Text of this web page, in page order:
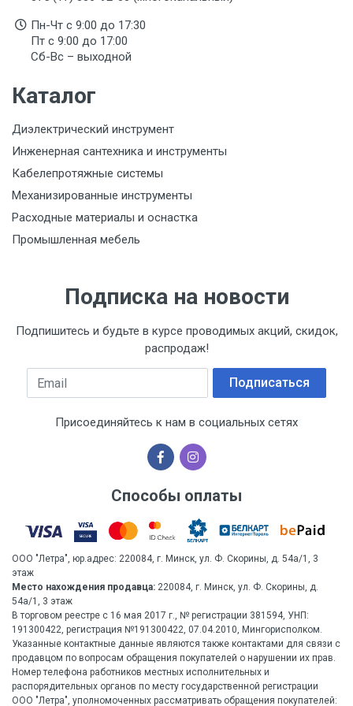
Пн-Чт с 9:00 до 17:30
Пт с 9:00 до 17:00
Сб-Вс – выходной
Каталог
Диэлектрический инструмент
Инженерная сантехника и инструменты
Кабелепротяжные системы
Механизированные инструменты
Расходные материалы и оснастка
Промышленная мебель
Подписка на новости
Подпишитесь и будьте в курсе проводимых акций, скидок,
распродаж!
Email Подписаться
Присоединяйтесь к нам в социальных сетях
Способы оплаты
ООО "Летра", юр.адрес: 220084, г. Минск, ул. Ф. Скорины, д. 54а/1, 3
этаж
Место нахождения продавца: 220084, г. Минск, ул. Ф. Скорины, д.
54а/1, 3 этаж
В торговом реестре с 16 мая 2017 г., № регистрации 381594, УНП:
191300422, регистрация №191300422, 07.04.2010, Мингорисполком.
Указанные контактные данные являются также контактами для связи с
продавцом по вопросам обращения покупателей о нарушении их прав.
Номер телефона работников местных исполнительных и
распорядительных органов по месту государственной регистрации
ООО "Летра", уполномоченных рассматривать обращения покупателей: